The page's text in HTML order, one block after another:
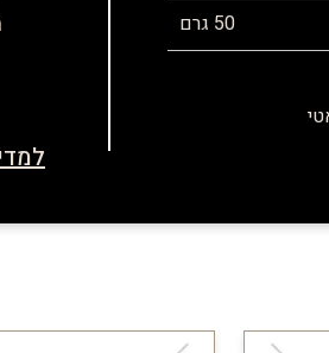
50 גרם